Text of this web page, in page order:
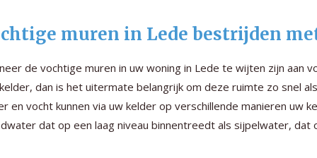
muren in Lede bestrijden
de vochtige muren in uw woning in Lede te wijten zijn aan
dan is het uitermate belangrijk om deze ruimte zo snel
en vocht kunnen via uw kelder op verschillende manieren uw
dat op een laag niveau binnentreedt als sijpelwater, dat